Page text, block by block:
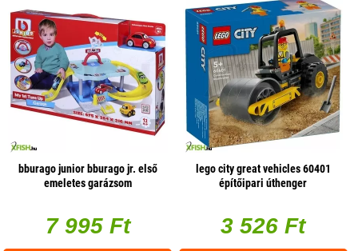
bburago junior bburago jr. első
emeletes garázsom
7 995 Ft
lego city great vehicles 60401
építőipari úthenger
3 526 Ft